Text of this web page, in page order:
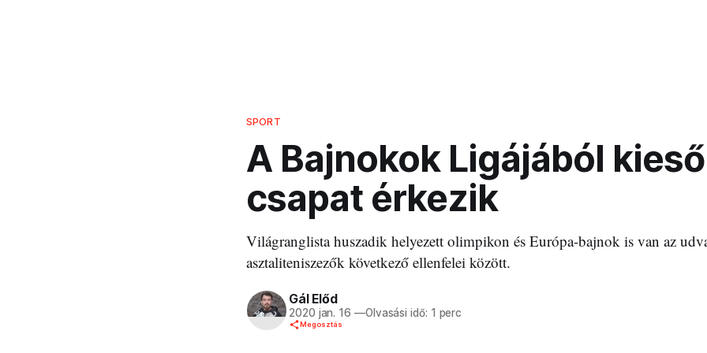
SPORT
A Bajnokok Ligájából kieső
csapat érkezik
Világranglista huszadik helyezett olimpikon és Európa-bajnok is van az
asztaliteniszezők következő ellenfelei között.
Gál Előd
2020 jan. 16 —Olvasási idő: 1 perc
Megosztás